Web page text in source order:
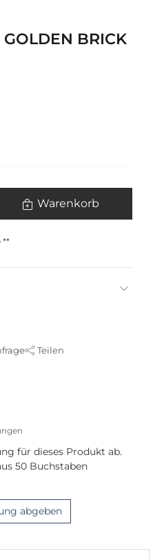
GOLDEN BRICK
Warenkorb
**
Teilen
für dieses Produkt ab.
50 Buchstaben
abgeben